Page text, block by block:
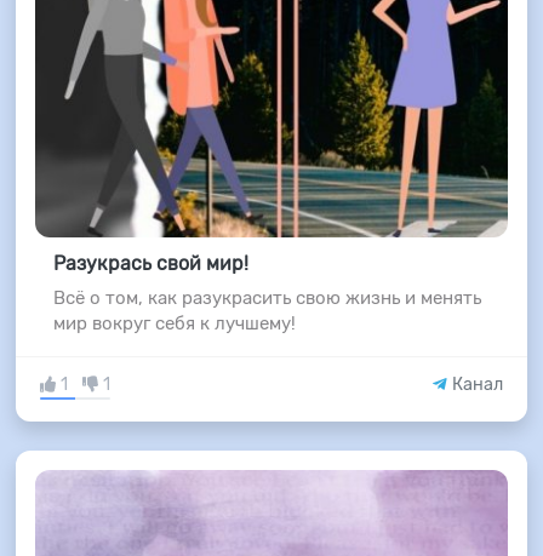
Разукрась свой мир!
Всё о том, как разукрасить свою жизнь и менять
мир вокруг себя к лучшему!
1 1 Канал